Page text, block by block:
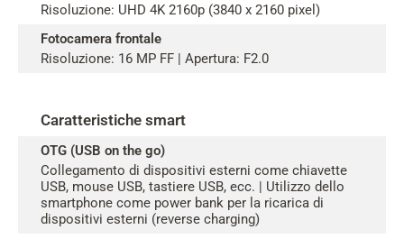
Risoluzione: UHD 4K 2160p (3840 x 2160 pixel)
Fotocamera frontale
Risoluzione: 16 MP FF | Apertura: F2.0
Caratteristiche smart
OTG (USB on the go)
Collegamento di dispositivi esterni come chiavette
USB, mouse USB, tastiere USB, ecc. | Utilizzo dello
smartphone come power bank per la ricarica di
dispositivi esterni (reverse charging)